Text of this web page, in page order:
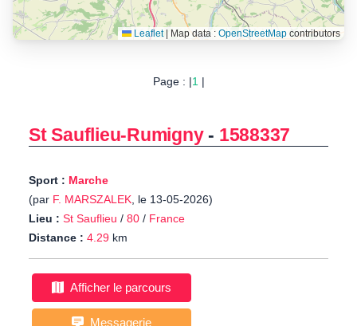
Leaflet Map data : OpenStreetMapcontributors
Page : |1|
St Sauflieu-Rumigny- 1588337
Sport : Marche
(par F. MARSZALEK, le 13-05-2026)
Lieu : St Sauflieu / 80 / France
Distance : 4.29 km
Afficher le parcours
Messagerie